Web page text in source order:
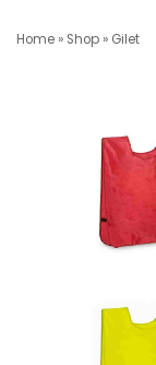
Home » Shop » Gilet